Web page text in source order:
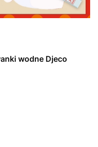
wodne Djeco